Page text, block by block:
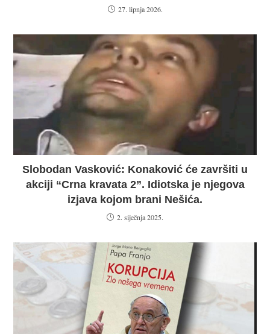
27. lipnja 2026.
Slobodan Vasković: Konaković će završiti u
akciji “Crna kravata 2”. Idiotska je njegova
izjava kojom brani Nešića.
2. siječnja 2025.